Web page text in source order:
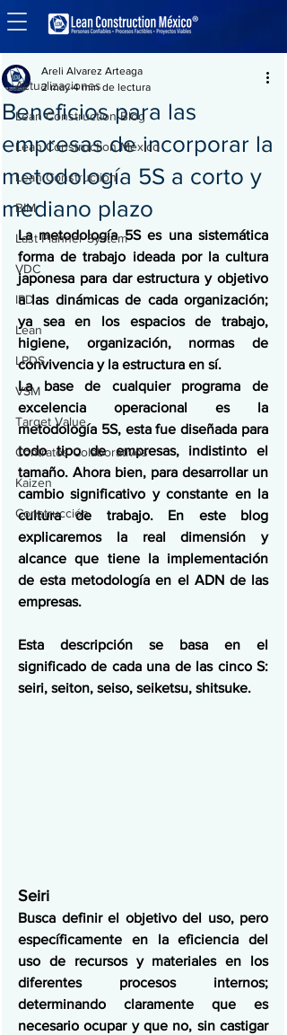
Entrada
Actualizaciones
Lean Construction Blog
Lean Construction México
Lean Construction
BIM
Last Planner System
VDC
IPD
Lean
LPDS
VSM
Target Value
Contratos Colaborativos
Kaizen
Construcción
Beneficios para las
empresas de incorporar la
metodología 5S a corto y
mediano plazo
Areli Alvarez Arteaga
2 may 4 min de lectura
La metodología 5S es una sistemática
forma de trabajo ideada por la cultura
japonesa para dar estructura y objetivo
a las dinámicas de cada organización;
ya sea en los espacios de trabajo,
higiene, organización, normas de
convivencia y la estructura en sí.
La base de cualquier programa de
excelencia operacional es la
metodología 5S, esta fue diseñada para
todo tipo de empresas, indistinto el
tamaño. Ahora bien, para desarrollar un
cambio significativo y constante en la
cultura de trabajo. En este blog
explicaremos la real dimensión y
alcance que tiene la implementación
de esta metodología en el ADN de las
empresas.
Esta descripción se basa en el
significado de cada una de las cinco S:
seiri, seiton, seiso, seiketsu, shitsuke.
Seiri
Busca definir el objetivo del uso, pero
específicamente en la eficiencia del
uso de recursos y materiales en los
diferentes procesos internos;
determinando claramente que es
necesario ocupar y que no, sin castigar